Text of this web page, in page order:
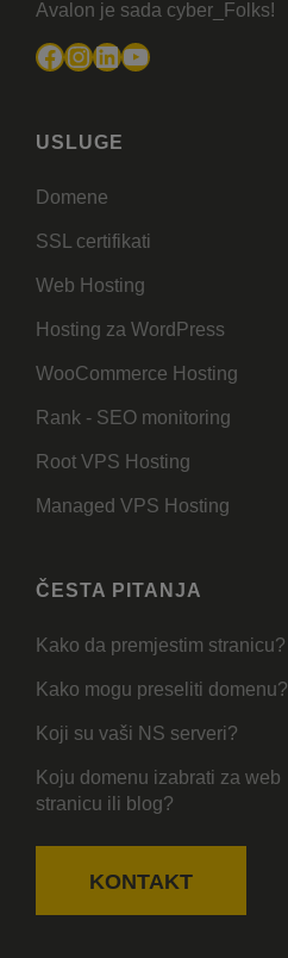
Avalon je sada cyber_Folks!
Facebook
Instagram
LinkedIn
YouTube
USLUGE
Domene
SSL certifikati
Web Hosting
Hosting za WordPress
WooCommerce Hosting
Rank - SEO monitoring
Root VPS Hosting
Managed VPS Hosting
ČESTA PITANJA
Kako da premjestim stranicu?
Kako mogu preseliti domenu?
Koji su vaši NS serveri?
Koju domenu izabrati za web
stranicu ili blog?
KONTAKT